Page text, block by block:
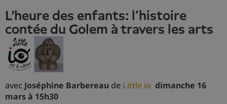
L'heure des enfants: l’histoire
contée du Golem à travers les arts
avec Joséphine Barbereau de Little io dimanche 16
mars à 15h30